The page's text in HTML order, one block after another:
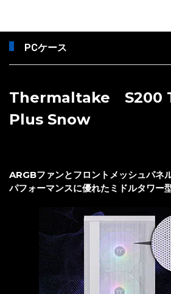
PCケース
Thermaltake S200
Plus Snow
ARGBファンとフロントメッシュパネ
パフォーマンスに優れたミドルタワー